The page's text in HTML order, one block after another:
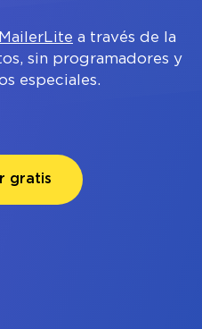
MailerLite a través de la
sin programadores y
especiales.
gratis